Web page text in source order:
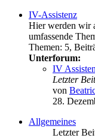
IV-Assistenz
Hier werden wir
umfassende
Themen: 5,
Unterforum:
IV
Letzter
von
28.
Allgemeines
Letzter